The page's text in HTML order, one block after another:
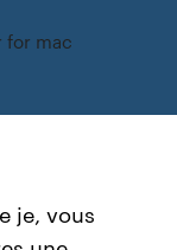
for mac
je, vous